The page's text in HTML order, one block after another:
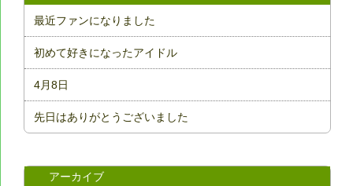
最近ファンになりました
初めて好きになったアイドル
4月8日
先日はありがとうございました
アーカイブ